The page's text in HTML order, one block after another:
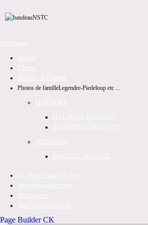
Photos de familleLegendre-Piedeloup etc ...
Page Builder CK